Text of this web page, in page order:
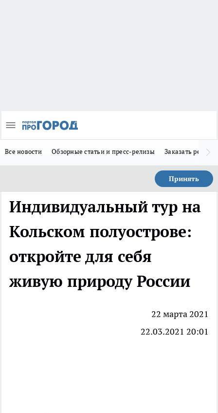
Все новости Обзорные статьи и пресс-релизы Заказать
Принять
Индивидуальный тур на
Кольском полуострове:
откройте для себя
живую природу России
22 марта 2021
22.03.2021 20:01